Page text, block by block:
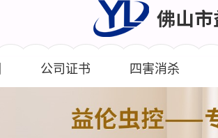
公司证书 四害消杀